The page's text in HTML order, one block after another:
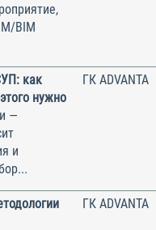
BIM
как
нужно
—
и
ГК ADVANTA
ГК ADVANTA